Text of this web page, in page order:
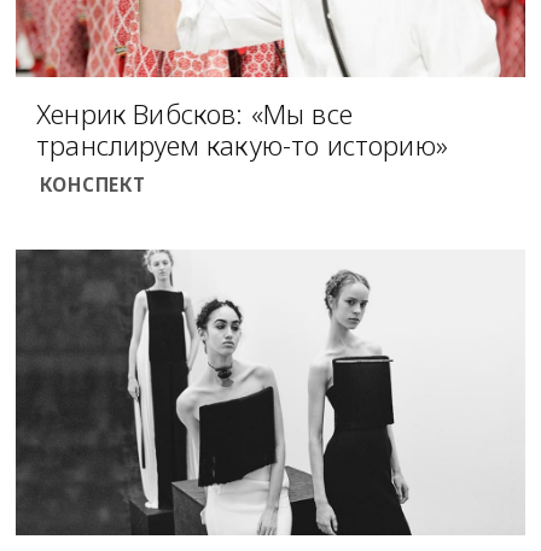
Хенрик Вибсков: «Мы все
транслируем какую-то историю»
КОНСПЕКТ